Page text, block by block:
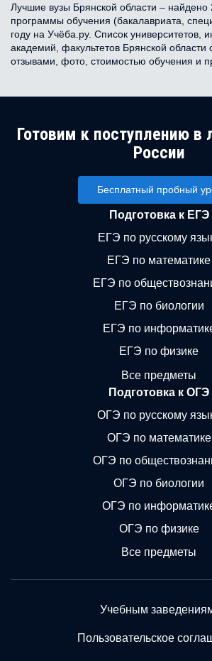
Лучшие вузы Брянской области – найдено
программы обучения (бакалавриата,
году на Учёба.ру. Список университетов,
академий, факультетов Брянской области
отзывами, фото, стоимостью обучения и
Готовим к поступлению в
России
Бесплатный пробный
Подготовка к ЕГЭ
ЕГЭ по русскому
ЕГЭ по математике
ЕГЭ по
ЕГЭ по биологии
ЕГЭ по
ЕГЭ по физике
Все предметы
Подготовка к ОГЭ
ОГЭ по русскому
ОГЭ по математике
ОГЭ по
ОГЭ по биологии
ОГЭ по
ОГЭ по физике
Все предметы
Учебным
Пользовательское